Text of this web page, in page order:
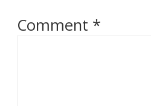
Comment *